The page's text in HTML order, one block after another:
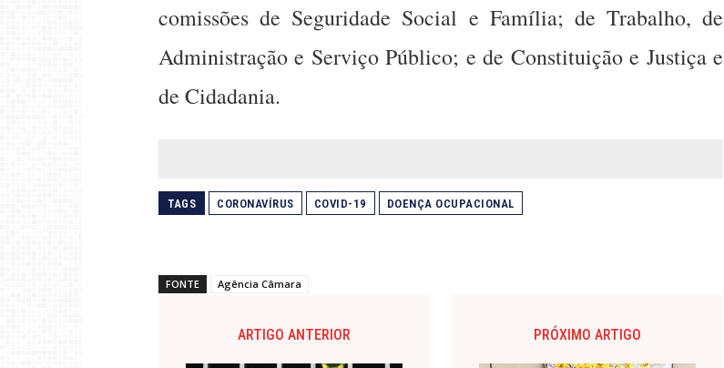
comissões de Seguridade Social e Família; de Trabalho, de
Administração e Serviço Público; e de Constituição e Justiça e
de Cidadania.
TAGS CORONAVÍRUS COVID-19 DOENÇA OCUPACIONAL
FONTE Agência Câmara
ARTIGO ANTERIOR PRÓXIMO ARTIGO